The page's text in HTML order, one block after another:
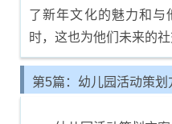
了新年文化的魅力和与
时，这也为他们未来的
第5篇：幼儿园活动策划